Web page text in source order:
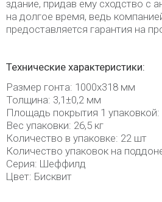
здание, придав ему сходство с
на долгое время, ведь
предоставляется гарантия на
Технические характеристики:
Размер гонта: 1000х318 мм
Толщина: 3,1±0,2 мм
Площадь покрытия 1 упаковкой:
Вес упаковки: 26,5 кг
Количество в упаковке: 22 шт
Количество упаковок на
Серия: Шеффилд
Цвет: Бисквит